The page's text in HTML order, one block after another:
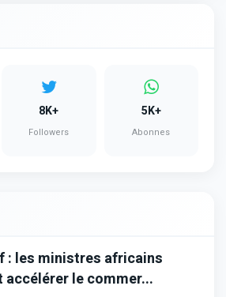
8K+
Followers
5K+
Abonnes
: les ministres africains
accélérer le commer...